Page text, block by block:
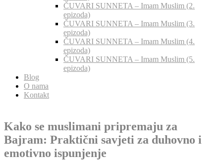
ČUVARI SUNNETA – Imam Muslim (2.
epizoda)
ČUVARI SUNNETA – Imam Muslim (3.
epizoda)
ČUVARI SUNNETA – Imam Muslim (4.
epizoda)
ČUVARI SUNNETA – Imam Muslim (5.
epizoda)
Blog
O nama
Kontakt
Kako se muslimani pripremaju za
Bajram: Praktični savjeti za duhovno i
emotivno ispunjenje